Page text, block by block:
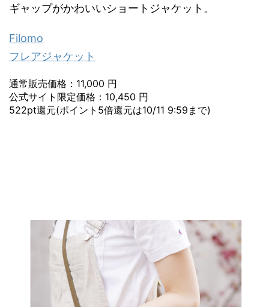
ギャップがかわいいショートジャケット。
Filomo
フレアジャケット
通常販売価格：11,000 円
公式サイト限定価格：10,450 円
522pt還元(ポイント5倍還元は10/11 9:59まで)